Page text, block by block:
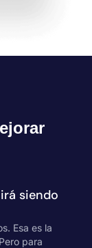
siendo
Esa es la
para